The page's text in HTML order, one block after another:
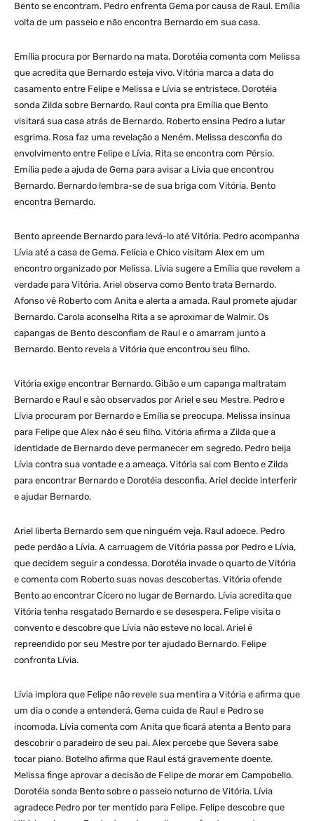
Bento se encontram. Pedro enfrenta Gema por causa de Raul. Emília
volta de um passeio e não encontra Bernardo em sua casa.
Emília procura por Bernardo na mata. Dorotéia comenta com Melissa
que acredita que Bernardo esteja vivo. Vitória marca a data do
casamento entre Felipe e Melissa e Lívia se entristece. Dorotéia
sonda Zilda sobre Bernardo. Raul conta pra Emília que Bento
visitará sua casa atrás de Bernardo. Roberto ensina Pedro a lutar
esgrima. Rosa faz uma revelação a Neném. Melissa desconfia do
envolvimento entre Felipe e Lívia. Rita se encontra com Pérsio.
Emília pede a ajuda de Gema para avisar a Lívia que encontrou
Bernardo. Bernardo lembra-se de sua briga com Vitória. Bento
encontra Bernardo.
Bento apreende Bernardo para levá-lo até Vitória. Pedro acompanha
Lívia até a casa de Gema. Felícia e Chico visitam Alex em um
encontro organizado por Melissa. Lívia sugere a Emília que revelem a
verdade para Vitória. Ariel observa como Bento trata Bernardo.
Afonso vê Roberto com Anita e alerta a amada. Raul promete ajudar
Bernardo. Carola aconselha Rita a se aproximar de Walmir. Os
capangas de Bento desconfiam de Raul e o amarram junto a
Bernardo. Bento revela a Vitória que encontrou seu filho.
Vitória exige encontrar Bernardo. Gibão e um capanga maltratam
Bernardo e Raul e são observados por Ariel e seu Mestre. Pedro e
Lívia procuram por Bernardo e Emília se preocupa. Melissa insinua
para Felipe que Alex não é seu filho. Vitória afirma a Zilda que a
identidade de Bernardo deve permanecer em segredo. Pedro beija
Lívia contra sua vontade e a ameaça. Vitória sai com Bento e Zilda
para encontrar Bernardo e Dorotéia desconfia. Ariel decide interferir
e ajudar Bernardo.
Ariel liberta Bernardo sem que ninguém veja. Raul adoece. Pedro
pede perdão a Lívia. A carruagem de Vitória passa por Pedro e Lívia,
que decidem seguir a condessa. Dorotéia invade o quarto de Vitória
e comenta com Roberto suas novas descobertas. Vitória ofende
Bento ao encontrar Cícero no lugar de Bernardo. Lívia acredita que
Vitória tenha resgatado Bernardo e se desespera. Felipe visita o
convento e descobre que Lívia não esteve no local. Ariel é
repreendido por seu Mestre por ter ajudado Bernardo. Felipe
confronta Lívia.
Lívia implora que Felipe não revele sua mentira a Vitória e afirma que
um dia o conde a entenderá. Gema cuida de Raul e Pedro se
incomoda. Lívia comenta com Anita que ficará atenta a Bento para
descobrir o paradeiro de seu pai. Alex percebe que Severa sabe
tocar piano. Botelho afirma que Raul está gravemente doente.
Melissa finge aprovar a decisão de Felipe de morar em Campobello.
Dorotéia sonda Bento sobre o passeio noturno de Vitória. Lívia
agradece Pedro por ter mentido para Felipe. Felipe descobre que